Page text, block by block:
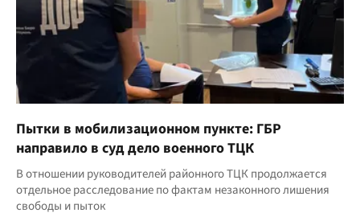
Пытки в мобилизационном пункте: ГБР
направило в суд дело военного ТЦК
В отношении руководителей районного ТЦК продолжается
отдельное расследование по фактам незаконного лишения
свободы и пыток